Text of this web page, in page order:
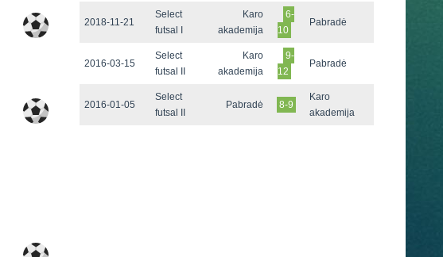
2018-11-21
Select
futsal I
Karo
akademija
6-
10
Pabradė
2016-03-15
Select
futsal II
Karo
akademija
9-
12
Pabradė
2016-01-05
Select
futsal II
Pabradė 8-9
Karo
akademija